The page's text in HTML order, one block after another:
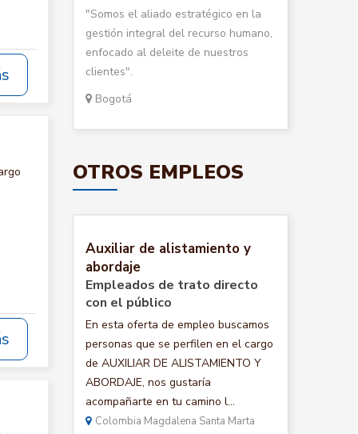
"Somos el aliado estratégico en la
gestión integral del recurso humano,
enfocado al deleite de nuestros
clientes".
Bogotá
OTROS EMPLEOS
Auxiliar de alistamiento y
abordaje
Empleados de trato directo
con el público
En esta oferta de empleo buscamos
personas que se perfilen en el cargo
de AUXILIAR DE ALISTAMIENTO Y
ABORDAJE, nos gustaría
acompañarte en tu camino l...
Colombia Magdalena Santa Marta